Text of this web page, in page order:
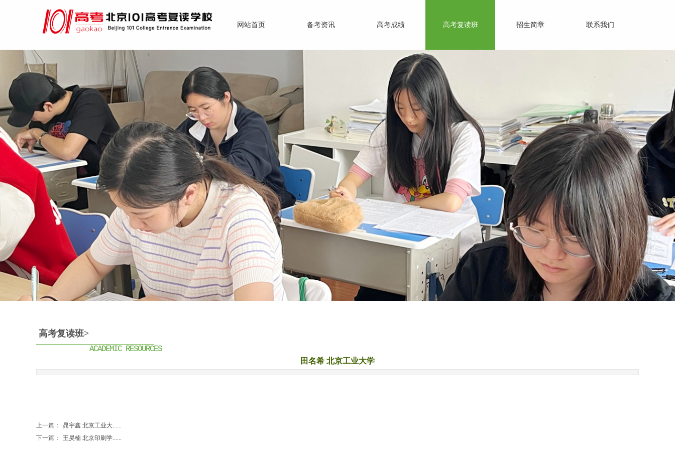
网站首页 备考资讯 高考成绩 高考复读班 招生简章 联系我们
百尺竿头 更进一步
教育的伟大目标不只是装饰而是训练心灵，使具备有用的能力
而非填塞前人经验的累积。
——(美）爱德华兹
高考复读班>
ACADEMIC RESOURCES
田名希 北京工业大学
上一篇：
晁宇鑫 北京工业大......
下一篇：
王昊楠 北京印刷学......